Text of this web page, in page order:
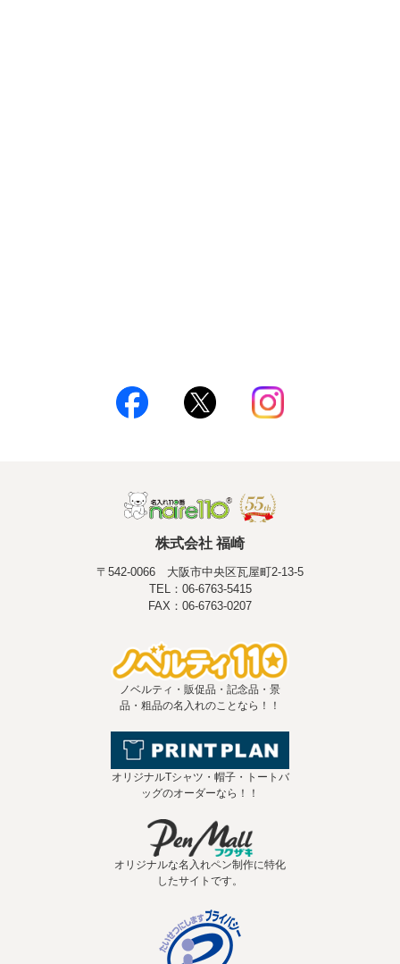
株式会社 福崎
〒542-0066 大阪市中央区瓦屋町2-13-5
TEL：06-6763-5415
FAX：06-6763-0207
ノベルティ・販促品・記念品・景
品・粗品の名入れのことなら！！
オリジナルTシャツ・帽子・トートバ
ッグのオーダーなら！！
オリジナルな名入れペン制作に特化
したサイトです。